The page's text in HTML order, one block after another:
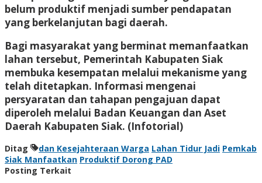
belum produktif menjadi sumber pendapatan
yang berkelanjutan bagi daerah.
Bagi masyarakat yang berminat memanfaatkan
lahan tersebut, Pemerintah Kabupaten Siak
membuka kesempatan melalui mekanisme yang
telah ditetapkan. Informasi mengenai
persyaratan dan tahapan pengajuan dapat
diperoleh melalui Badan Keuangan dan Aset
Daerah Kabupaten Siak. (Infotorial)
Ditag dan Kesejahteraan Warga Lahan Tidur Jadi Pemkab
Siak Manfaatkan Produktif Dorong PAD
Posting Terkait